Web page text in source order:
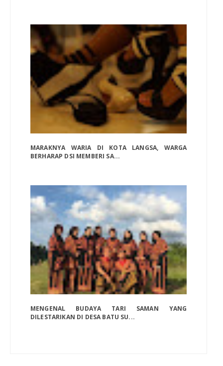
MARAKNYA WARIA DI KOTA LANGSA, WARGA
BERHARAP DSI MEMBERI SA...
MENGENAL BUDAYA TARI SAMAN YANG
DILESTARIKAN DI DESA BATU SU...